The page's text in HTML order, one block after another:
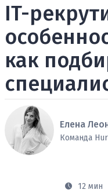
IT-
как
Елена
Команда
12 мин